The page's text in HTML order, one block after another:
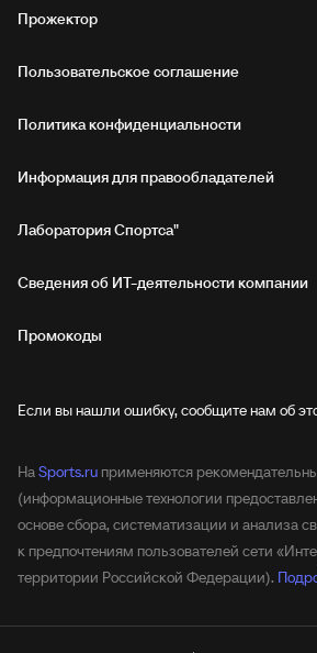
Прожектор
Пользовательское соглашение
Политика конфиденциальности
Информация для правообладателей
Лаборатория Спортса"
Сведения об ИТ‑деятельности компании
Промокоды
Если вы нашли ошибку, сообщите нам об
НаSports.ru применяются
(информационные технологии
основе сбора, систематизации и анализа
к предпочтениям пользователей сети
территории Российской Федерации).